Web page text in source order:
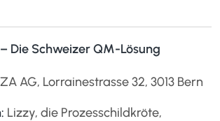
Die Schweizer QM-Lösung
AG, Lorrainestrasse 32, 3013 Bern
Lizzy, die Prozesschildkröte,